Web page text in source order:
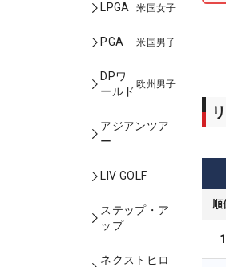
LPGA 米国女子
PGA 米国男子
DPワ
ールド
欧州男子
アジアンツア
ー
LIV GOLF
ステップ・ア
ップ
ネクストヒロ
順
1